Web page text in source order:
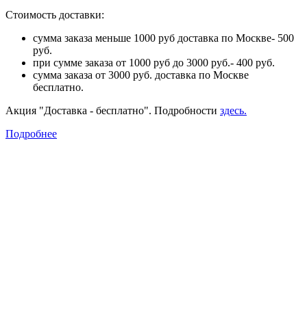
Стоимость доставки:
сумма заказа меньше 1000 руб доставка по Москве- 500
руб.
при сумме заказа от 1000 руб до 3000 руб.- 400 руб.
сумма заказа от 3000 руб. доставка по Москве
бесплатно.
Акция "Доставка - бесплатно". Подробности здесь.
Подробнее